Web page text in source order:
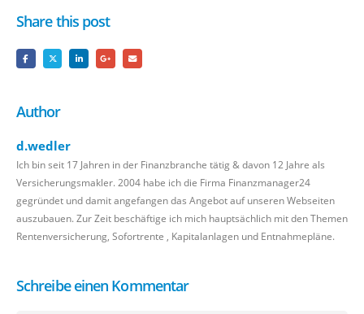
Share this post
Author
d.wedler
Ich bin seit 17 Jahren in der Finanzbranche tätig & davon 12 Jahre als
Versicherungsmakler. 2004 habe ich die Firma Finanzmanager24
gegründet und damit angefangen das Angebot auf unseren Webseiten
auszubauen. Zur Zeit beschäftige ich mich hauptsächlich mit den Themen
Rentenversicherung, Sofortrente , Kapitalanlagen und Entnahmepläne.
Schreibe einen Kommentar